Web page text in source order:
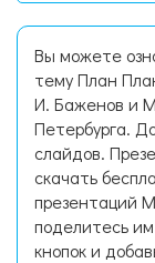
Вы можете
тему План
И. Баженов и
Петербурга.
слайдов.
скачать
презентаций
поделитесь
кнопок и